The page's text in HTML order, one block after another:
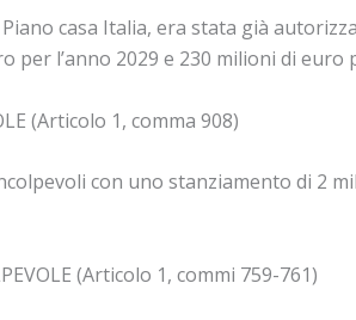
casa Italia, era stata già
l’anno 2029 e 230 milioni di euro
(Articolo 1, comma 908)
con uno stanziamento di 2
(Articolo 1, commi 759-761)